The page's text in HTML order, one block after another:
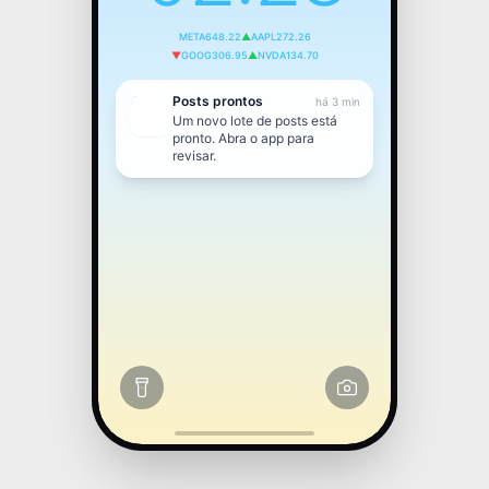
META648.22▲AAPL 272.26
▼GOOG306.95▲NVDA134.70
Posts prontos há 3 min
Um novo lote de posts está
pronto. Abra o app para
revisar.